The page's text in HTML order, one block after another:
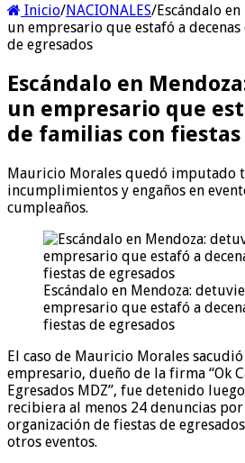
Inicio/NACIONALES/Escándalo
un empresario que estafó a
de egresados
Escándalo en
un empresario que
de familias con fiestas
Mauricio Morales quedó imputado
incumplimientos y engaños en
cumpleaños.
Escándalo en Mendoza:
empresario que estafó a
fiestas de egresados
El caso de Mauricio Morales sacudió
empresario, dueño de la firma “Ok
Egresados MDZ”, fue detenido
recibiera al menos 24 denuncias
organización de fiestas de
otros eventos.